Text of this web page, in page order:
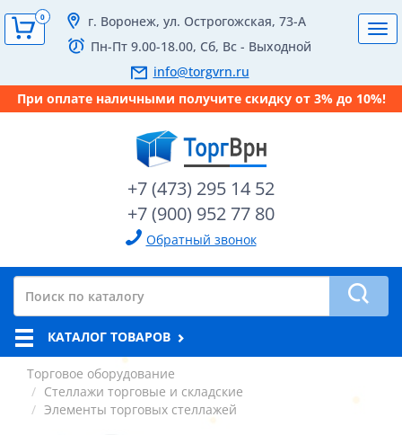
г. Воронеж, ул. Острогожская, 73-А
Пн-Пт 9.00-18.00, Сб, Вс - Выходной
info@torgvrn.ru
При оплате наличными получите скидку от 3% до 10%!
+7 (473) 295 14 52
+7 (900) 952 77 80
Обратный звонок
0
КАТАЛОГ ТОВАРОВ
Торговое оборудование
Стеллажи торговые и складские
Элементы торговых стеллажей